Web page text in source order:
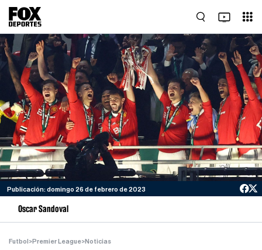
Publicación: domingo 26 de febrero de 2023
Oscar Sandoval
Futbol >Premier League>Noticias